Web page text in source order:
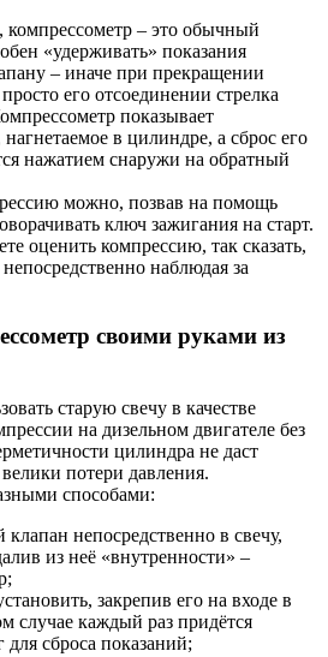
компрессометр – это обычный
«удерживать» показания
– иначе при прекращении
его отсоединении стрелка
показывает
в цилиндре, а сброс его
нажатием снаружи на обратный
можно, позвав на помощь
ключ зажигания на старт.
оценить компрессию, так сказать,
наблюдая за
своими руками из
старую свечу в качестве
на дизельном двигателе без
цилиндра не даст
потери давления.
способами:
клапан непосредственно в свечу,
из неё «внутренности» –
закрепив его на входе в
случае каждый раз придётся
для сброса показаний;